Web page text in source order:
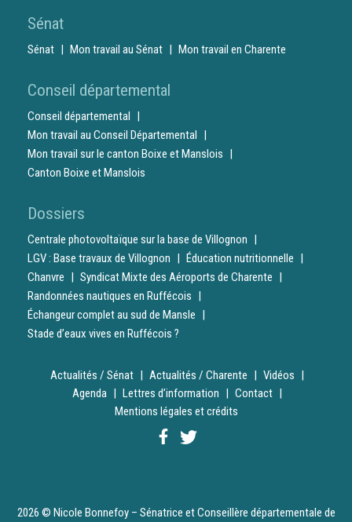
Sénat
Sénat Mon travail au Sénat Mon travail en Charente
Conseil départemental
Conseil départemental
Mon travail au Conseil Départemental
Mon travail sur le canton Boixe et Manslois
Canton Boixe et Manslois
Dossiers
Centrale photovoltaïque sur la base de Villognon
LGV : Base travaux de Villognon
Éducation nutritionnelle
Chanvre
Syndicat Mixte des Aéroports de Charente
Randonnées nautiques en Ruffécois
Échangeur complet au sud de Mansle
Stade d’eaux vives en Ruffécois ?
Actualités / Sénat Actualités / Charente
Vidéos
Agenda
Lettres d’information
Contact
Mentions légales et crédits
2026 © Nicole Bonnefoy – Sénatrice et Conseillère départementale de